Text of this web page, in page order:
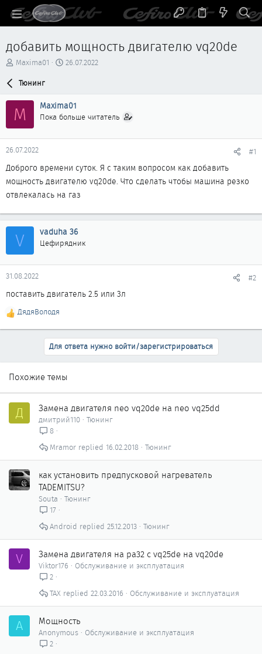
добавить мощность двигателю vq20de
А
р
т
м
ы
Maxima01
Д
н
а
а
26.07.2022
Тюнинг
M Maxima01
Пока больше читатель
26.07.2022 #1
Доброго времени суток. Я с таким вопросом как добавить
мощность двигателю vq20de. Что сделать чтобы машина резко
отвлекалась на газ
V vaduha 36
Цефирядник
31.08.2022 #2
поставить двигатель 2.5 или 3л
Р
е
и
:
ДядяВолодя
Для ответа нужно войти/зарегистрироваться
Похожие темы
Д Замена двигателя neo vq20de на neo vq25dd
дмитрий110 Тюнинг
8
Тюнинг
16.02.2018
Mramor
как установить предпусковой нагреватель
TADEMITSU?
Souta
Тюнинг
17
Тюнинг
25.12.2013
Android
V Замена двигателя на pa32 c vq25de на vq20de
Viktor176
Обслуживание и эксплуатация
2
Обслуживание и эксплуатация
22.03.2016
ТАХ
A Мощность
Anonymous
Обслуживание и эксплуатация
2